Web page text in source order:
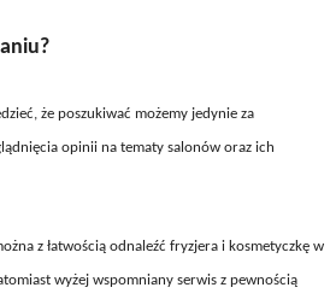
że poszukiwać możemy jedynie za
opinii na tematy salonów oraz ich
z łatwością odnaleźć fryzjera i kosmetyczkę w
wyżej wspomniany serwis z pewnością